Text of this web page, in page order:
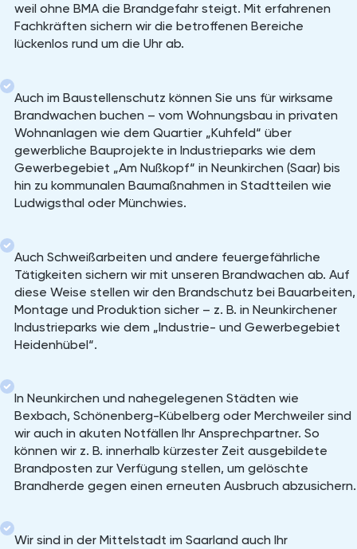
weil ohne BMA die Brandgefahr steigt. Mit erfahrenen
Fachkräften sichern wir die betroffenen Bereiche
lückenlos rund um die Uhr ab.
Auch im Baustellenschutz können Sie uns für wirksame
Brandwachen buchen – vom Wohnungsbau in privaten
Wohnanlagen wie dem Quartier „Kuhfeld“ über
gewerbliche Bauprojekte in Industrieparks wie dem
Gewerbegebiet „Am Nußkopf“ in Neunkirchen (Saar) bis
hin zu kommunalen Baumaßnahmen in Stadtteilen wie
Ludwigsthal oder Münchwies.
Auch Schweißarbeiten und andere feuergefährliche
Tätigkeiten sichern wir mit unseren Brandwachen ab. Auf
diese Weise stellen wir den Brandschutz bei Bauarbeiten,
Montage und Produktion sicher – z. B. in Neunkirchener
Industrieparks wie dem „Industrie- und Gewerbegebiet
Heidenhübel“.
In Neunkirchen und nahegelegenen Städten wie
Bexbach, Schönenberg-Kübelberg oder Merchweiler sind
wir auch in akuten Notfällen Ihr Ansprechpartner. So
können wir z. B. innerhalb kürzester Zeit ausgebildete
Brandposten zur Verfügung stellen, um gelöschte
Brandherde gegen einen erneuten Ausbruch abzusichern.
Wir sind in der Mittelstadt im Saarland auch Ihr